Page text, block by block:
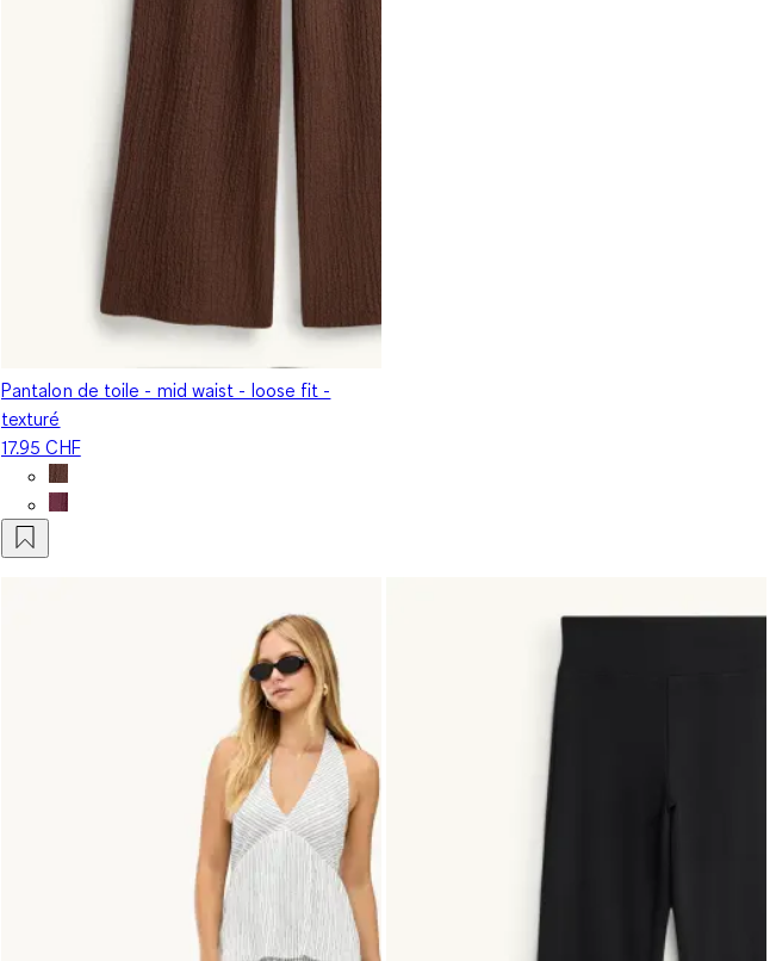
Pantalon de toile - mid waist - loose fit -
texturé
17.95 CHF